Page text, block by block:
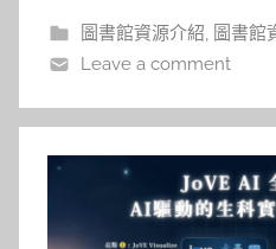
圖書館資源介紹, 圖書館
Leave a comment